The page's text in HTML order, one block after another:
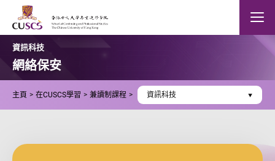
Skip to main content
The Chinese Univeristy of hong Kong Mobile
資訊科技
網絡保安
主頁 在CUSCS學習 兼讀制課程 資訊科技